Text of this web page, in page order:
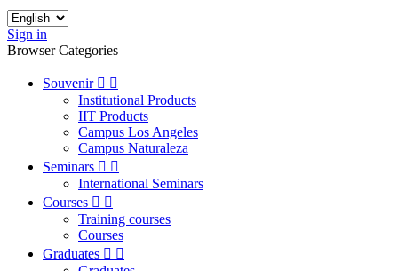
Sign in
Browser Categories
Souvenir  
Institutional Products
IIT Products
Campus Los Angeles
Campus Naturaleza
Seminars  
International Seminars
Courses  
Training courses
Courses
Graduates  